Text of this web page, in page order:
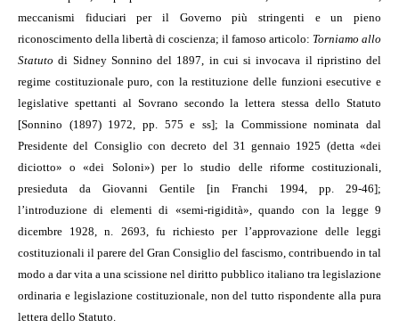
meccanismi fiduciari per il Governo più stringenti e un pieno
riconoscimento della libertà di coscienza; il famoso articolo: Torniamo allo
Statuto di Sidney Sonnino del 1897, in cui si invocava il ripristino del
regime costituzionale puro, con la restituzione delle funzioni esecutive e
legislative spettanti al Sovrano secondo la lettera stessa dello Statuto
[Sonnino (1897) 1972, pp. 575 e ss]; la Commissione nominata dal
Presidente del Consiglio con decreto del 31 gennaio 1925 (detta «dei
diciotto» o «dei Soloni») per lo studio delle riforme costituzionali,
presieduta da Giovanni Gentile [in Franchi 1994, pp. 29-46];
l’introduzione di elementi di «semi-rigidità», quando con la legge 9
dicembre 1928, n. 2693, fu richiesto per l’approvazione delle leggi
costituzionali il parere del Gran Consiglio del fascismo, contribuendo in tal
modo a dar vita a una scissione nel diritto pubblico italiano tra legislazione
ordinaria e legislazione costituzionale, non del tutto rispondente alla pura
lettera dello Statuto.